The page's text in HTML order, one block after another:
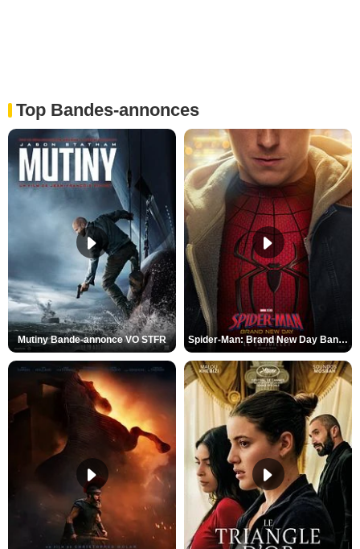
Top Bandes-annonces
Mutiny Bande-annonce VO STFR Spider-Man: Brand New Day Bande-annonce VO STFR